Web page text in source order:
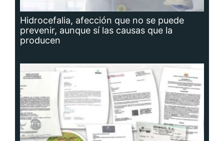
Hidrocefalia, afección que no se puede
prevenir, aunque sí las causas que la
producen